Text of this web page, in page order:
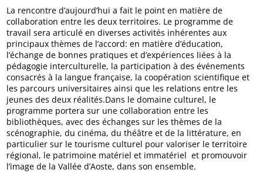
La rencontre d’aujourd’hui a fait le point en matière de
collaboration entre les deux territoires. Le programme de
travail sera articulé en diverses activités inhérentes aux
principaux thèmes de l’accord: en matière d’éducation,
l’échange de bonnes pratiques et d’expériences liées à la
pédagogie interculturelle, la participation à des événements
consacrés à la langue française, la coopération scientifique et
les parcours universitaires ainsi que les relations entre les
jeunes des deux réalités.Dans le domaine culturel, le
programme portera sur une collaboration entre les
bibliothèques, avec des échanges sur les thèmes de la
scénographie, du cinéma, du théâtre et de la littérature, en
particulier sur le tourisme culturel pour valoriser le territoire
régional, le patrimoine matériel et immatériel et promouvoir
l’image de la Vallée d’Aoste, dans son ensemble.